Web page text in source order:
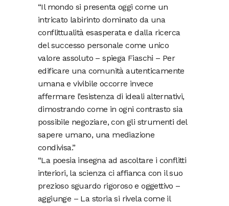
“Il mondo si presenta oggi come un
intricato labirinto dominato da una
conflittualità esasperata e dalla ricerca
del successo personale come unico
valore assoluto – spiega Fiaschi – Per
edificare una comunità autenticamente
umana e vivibile occorre invece
affermare l’esistenza di ideali alternativi,
dimostrando come in ogni contrasto sia
possibile negoziare, con gli strumenti del
sapere umano, una mediazione
condivisa.”
“La poesia insegna ad ascoltare i conflitti
interiori, la scienza ci affianca con il suo
prezioso sguardo rigoroso e oggettivo –
aggiunge – La storia si rivela come il